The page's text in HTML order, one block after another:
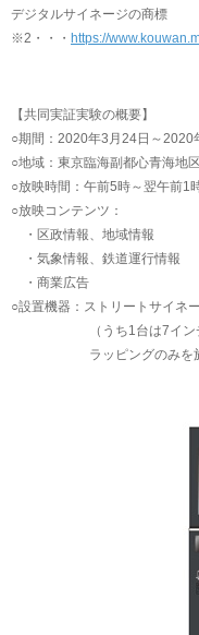
デジタルサイネージの商標
※2・・・ https://
【共同実証実験の概要】
○期間：2020年3月24日～2020
○地域：東京臨海副都心青海地
○放映時間：午前5時～翌午前1
○放映コンテンツ：
・区政情報、地域情報
・気象情報、鉄道運行情報
・商業広告
○設置機器：ストリートサイネ
（うち1台は7インチタ
ラッピングのみを施し